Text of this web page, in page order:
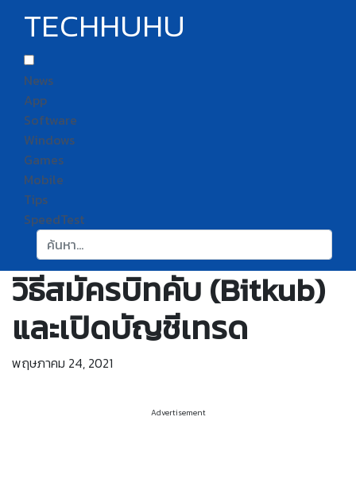
TECHHUHU
News
App
Software
Windows
Games
Mobile
Tips
SpeedTest
ค้นหา:
วิธีสมัครบิทคับ (Bitkub)
และเปิดบัญชีเทรด
พฤษภาคม 24, 2021
Advertisement